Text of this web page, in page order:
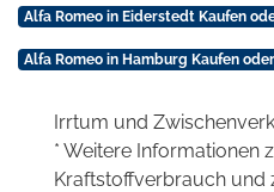
Alfa Romeo in Eiderstedt Kaufen
Alfa Romeo in Hamburg Kaufen
Irrtum und
* Weitere Informationen
Kraftstoffverbrauch und